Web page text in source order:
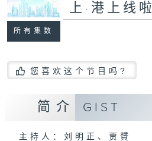
所有集数
上·港上线啦
您喜欢这个节目吗?
简介 GIST
主持人：刘明正、贾贇